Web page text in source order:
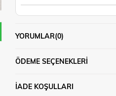
YORUMLAR(0)
ÖDEME SEÇENEKLERI
İADE KOŞULLARI